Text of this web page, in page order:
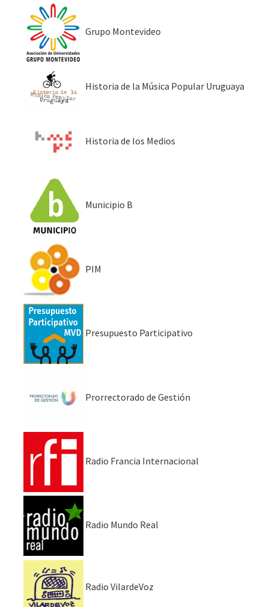
Grupo Montevideo
Historia de la Música Popular Uruguaya
Historia de los Medios
Municipio B
PIM
Presupuesto Participativo
Prorrectorado de Gestión
Radio Francia Internacional
Radio Mundo Real
Radio VilardeVoz